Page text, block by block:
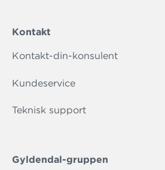
Kontakt
Kontakt-din-konsulent
Kundeservice
Teknisk support
Gyldendal-gruppen